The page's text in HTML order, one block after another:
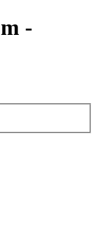
-